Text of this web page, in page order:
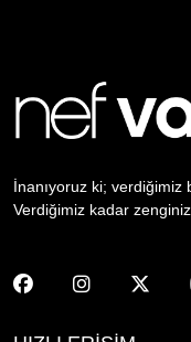
İnanıyoruz ki;
Verdiğimiz kadar